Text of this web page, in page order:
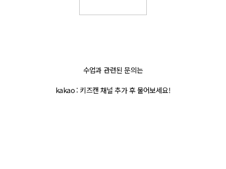
수업과 관련된 문의는
kakao : 키즈캔 채널 추가 후 물어보세요!